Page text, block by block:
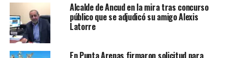
Alcalde de Ancud en la mira tras concurso
público que se adjudicó su amigo Alexis
Latorre
En Punta Arenas firmaron solicitud para